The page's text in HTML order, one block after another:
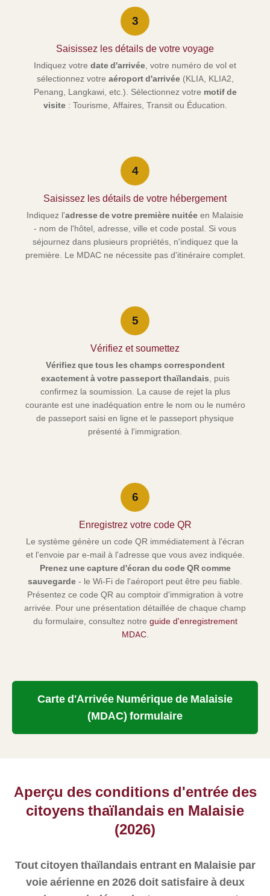
3
Saisissez les détails de votre voyage
Indiquez votre date d'arrivée, votre numéro de vol et
sélectionnez votre aéroport d'arrivée(KLIA, KLIA2,
Penang, Langkawi, etc.). Sélectionnez votre motif de
visite: Tourisme, Affaires, Transit ou Éducation.
4
Saisissez les détails de votre hébergement
Indiquez l'adresse de votre première nuitée en Malaisie
- nom de l'hôtel, adresse, ville et code postal. Si vous
séjournez dans plusieurs propriétés, n'indiquez que la
première. Le MDAC ne nécessite pas d'itinéraire complet.
5
Vérifiez et soumettez
Vérifiez que tous les champs correspondent
exactement à votre passeport thaïlandais, puis
confirmez la soumission. La cause de rejet la plus
courante est une inadéquation entre le nom ou le numéro
de passeport saisi en ligne et le passeport physique
présenté à l'immigration.
6
Enregistrez votre code QR
Le système génère un code QR immédiatement à l'écran
et l'envoie par e-mail à l'adresse que vous avez indiquée.
Prenez une capture d'écran du code QR comme
sauvegarde - le Wi-Fi de l'aéroport peut être peu fiable.
Présentez ce code QR au comptoir d'immigration à votre
arrivée. Pour une présentation détaillée de chaque champ
du formulaire, consultez notre guide d'enregistrement
MDAC.
Carte d'Arrivée Numérique de Malaisie
(MDAC) formulaire
Aperçu des conditions d'entrée des
citoyens thaïlandais en Malaisie
(2026)
Tout citoyen thaïlandais entrant en Malaisie par
voie aérienne en 2026 doit satisfaire à deux